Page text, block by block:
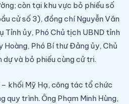
còn tại khu vực bỏ phiếu số
cử số 3), đồng chí Nguyễn Văn
Tỉnh ủy, Phó Chủ tịch UBND tỉnh
Hoàng, Phó Bí thư Đảng ủy, Chủ
và bỏ phiếu cùng cử tri.
khối Mỹ Hạ, công tác tổ chức
quy trình. Ông Phạm Minh Hùng,